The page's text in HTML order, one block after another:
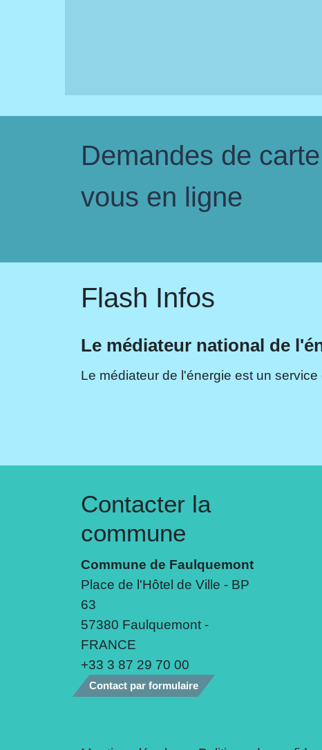
Demandes de
vous en ligne
Flash Infos
Le médiateur national de
Le médiateur de l'énergie est un
Contacter la
commune
Commune de Faulquemont
Place de l'Hôtel de Ville - BP
63
57380 Faulquemont -
FRANCE
+33 3 87 29 70 00
Contact par formulaire